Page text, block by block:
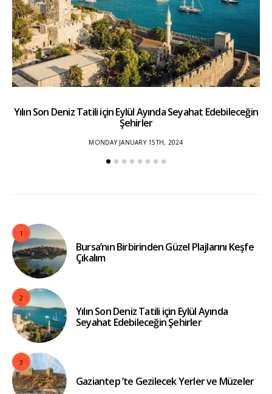
Yılın Son Deniz Tatili için Eylül Ayında Seyahat Edebileceğin
Şehirler
MONDAY JANUARY 15TH, 2024
1
Bursa’nın Birbirinden Güzel Plajlarını Keşfe
Çıkalım
2
Yılın Son Deniz Tatili için Eylül Ayında
Seyahat Edebileceğin Şehirler
3
Gaziantep ’te Gezilecek Yerler ve Müzeler